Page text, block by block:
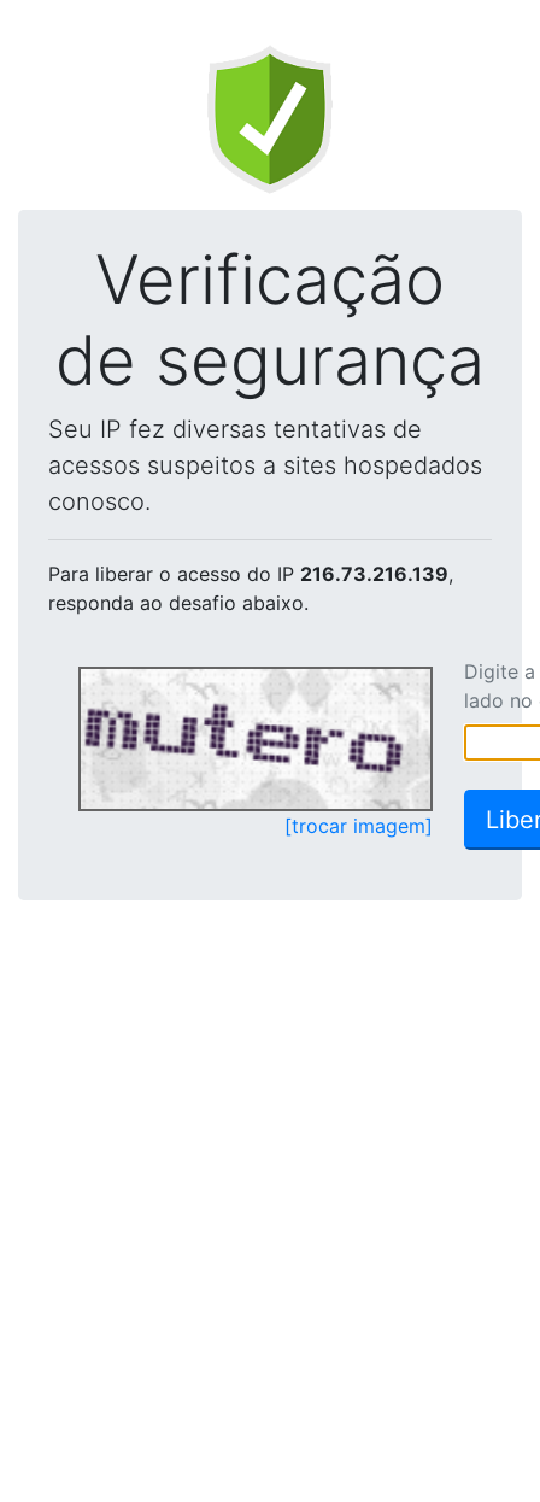
Verificação
de segurança
Seu IP fez diversas tentativas de
acessos suspeitos a sites hospedados
conosco.
Para liberar o acesso do IP 216.73.216.139,
responda ao desafio abaixo.
[trocar imagem]
Digite
lado no